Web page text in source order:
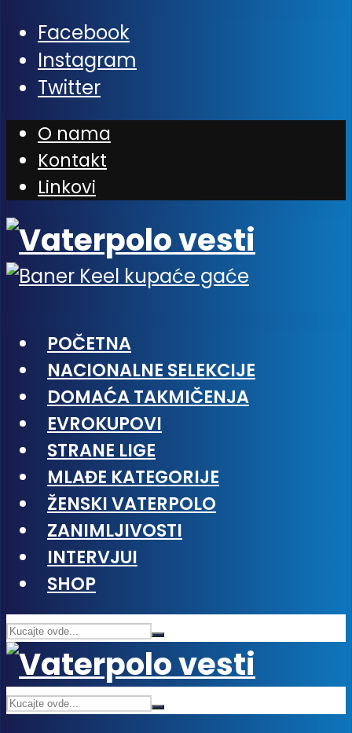
Facebook
Instagram
Twitter
O nama
Kontakt
Linkovi
POČETNA
NACIONALNE SELEKCIJE
DOMAĆA TAKMIČENJA
EVROKUPOVI
STRANE LIGE
MLAĐE KATEGORIJE
ŽENSKI VATERPOLO
ZANIMLJIVOSTI
INTERVJUI
SHOP